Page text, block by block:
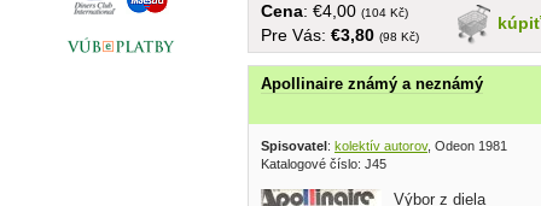
kúpiť
Cena: €4,00 (104 Kč)
Pre Vás: €3,80 (98 Kč)
Apollinaire známý a neznámý
Spisovatel: kolektív autorov, Odeon 1981
Katalogové číslo: J45
Výbor z diela